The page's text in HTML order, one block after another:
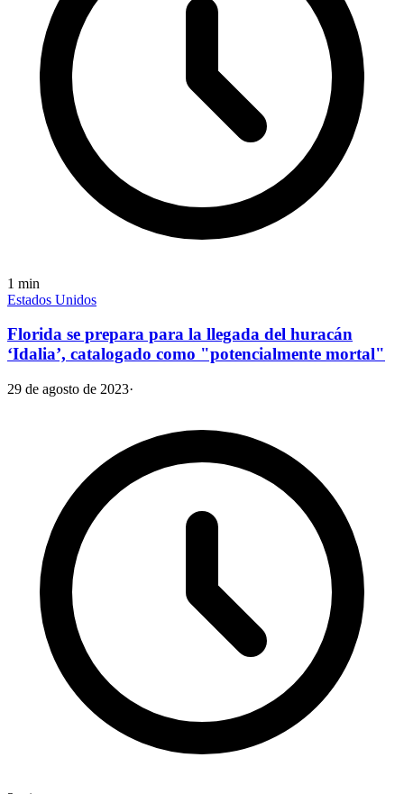
1 min
Estados Unidos
Florida se prepara para la llegada del huracán
‘Idalia’, catalogado como "potencialmente mortal"
29 de agosto de 2023·